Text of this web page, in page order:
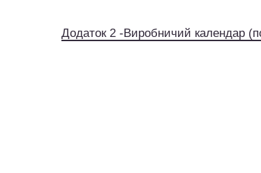
Додаток 2 -Виробничий календар